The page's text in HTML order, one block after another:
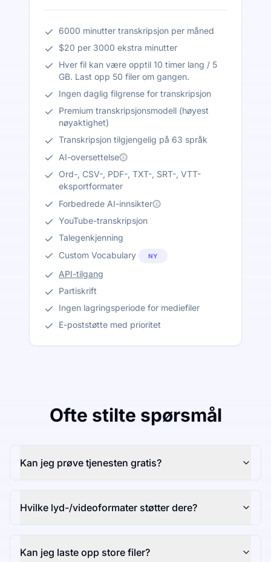
6000 minutter transkripsjon per måned
$20 per 3000 ekstra minutter
Hver fil kan være opptil 10 timer lang / 5
GB. Last opp 50 filer om gangen.
Ingen daglig filgrense for transkripsjon
Premium transkripsjonsmodell (høyest
nøyaktighet)
Transkripsjon tilgjengelig på 63 språk
AI-oversettelse
Ord-, CSV-, PDF-, TXT-, SRT-, VTT-
eksportformater
Forbedrede AI-innsikter
YouTube-transkripsjon
Talegenkjenning
Custom Vocabulary
NY
API-tilgang
Partiskrift
Ingen lagringsperiode for mediefiler
E-poststøtte med prioritet
Ofte stilte spørsmål
Kan jeg prøve tjenesten gratis?
Hvilke lyd-/videoformater støtter dere?
Kan jeg laste opp store filer?